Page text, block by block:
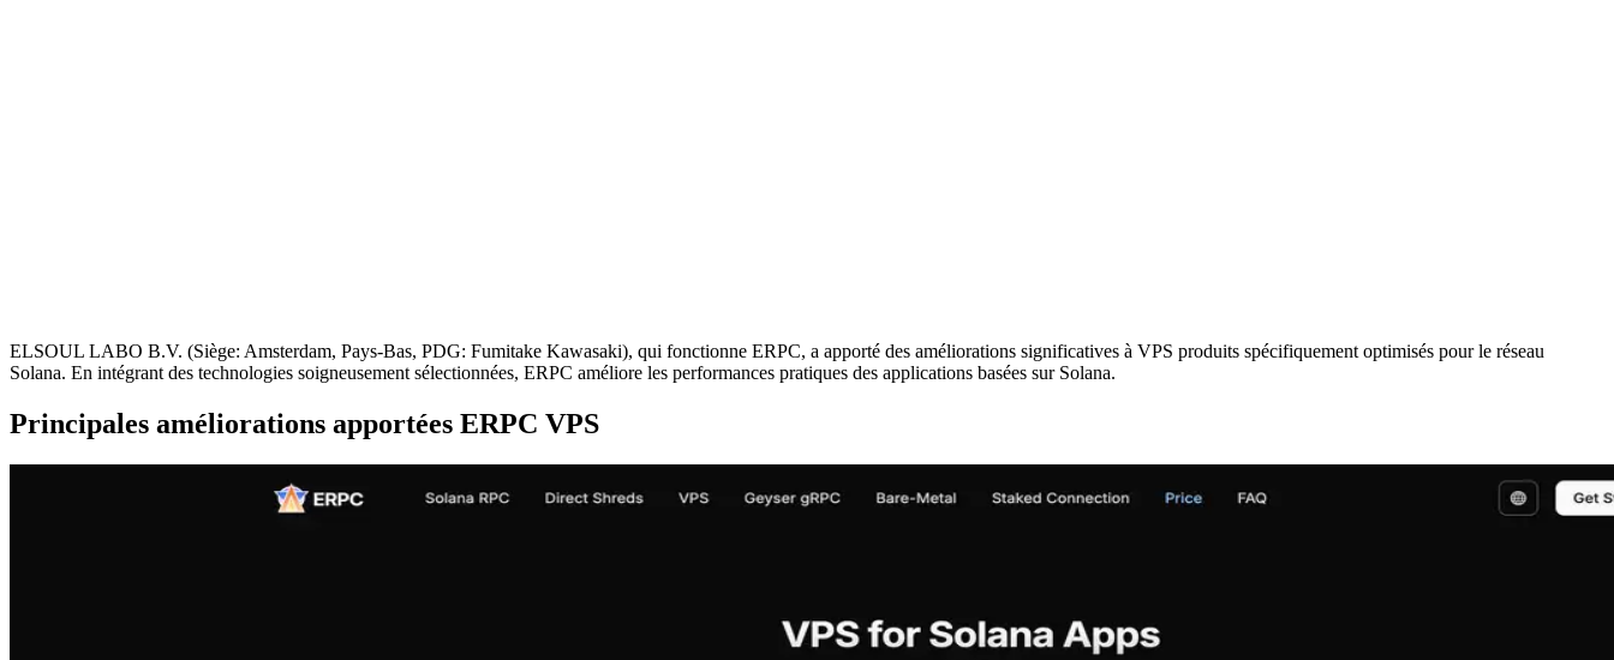
ELSOUL LABO B.V. (Siège: Amsterdam, Pays-Bas, PDG: Fumitake Kawasaki), qui fonctionne ERPC, a apporté des améliorations significatives à VPS produits spécifiquement optimisés pour le réseau
Solana. En intégrant des technologies soigneusement sélectionnées, ERPC améliore les performances pratiques des applications basées sur Solana.
Principales améliorations apportées ERPC VPS